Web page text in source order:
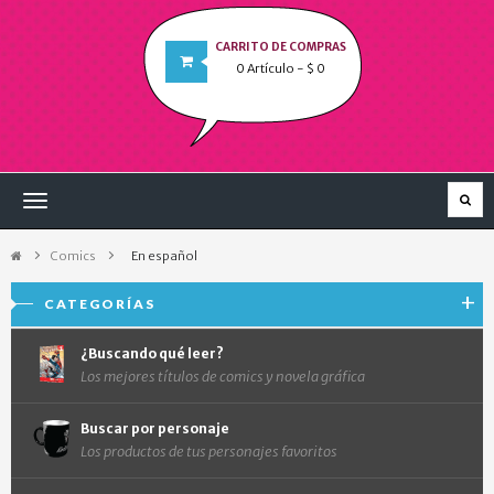
CARRITO DE COMPRAS
0 Artículo - $ 0
Navegación
Comics > En español
CATEGORÍAS
¿Buscando qué leer?
Los mejores títulos de comics y novela gráfica
Buscar por personaje
Los productos de tus personajes favoritos